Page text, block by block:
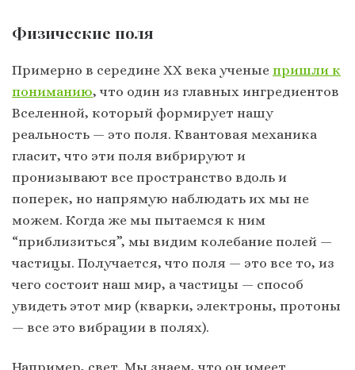
Физические поля
Примерно в середине XX века ученые пришли к
пониманию, что один из главных ингредиентов
Вселенной, который формирует нашу
реальность — это поля. Квантовая механика
гласит, что эти поля вибрируют и
пронизывают все пространство вдоль и
поперек, но напрямую наблюдать их мы не
можем. Когда же мы пытаемся к ним
“приблизиться”, мы видим колебание полей —
частицы. Получается, что поля — это все то, из
чего состоит наш мир, а частицы — способ
увидеть этот мир (кварки, электроны, протоны
— все это вибрации в полях).
Например, свет. Мы знаем, что он имеет